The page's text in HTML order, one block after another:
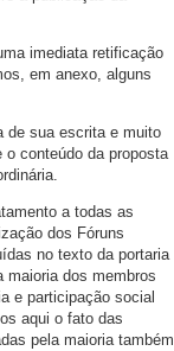
imediata retificação
em anexo, alguns
de sua escrita e muito
conteúdo da proposta
a todas as
dos Fóruns
no texto da portaria
maioria dos membros
e participação social
aqui o fato das
pela maioria também